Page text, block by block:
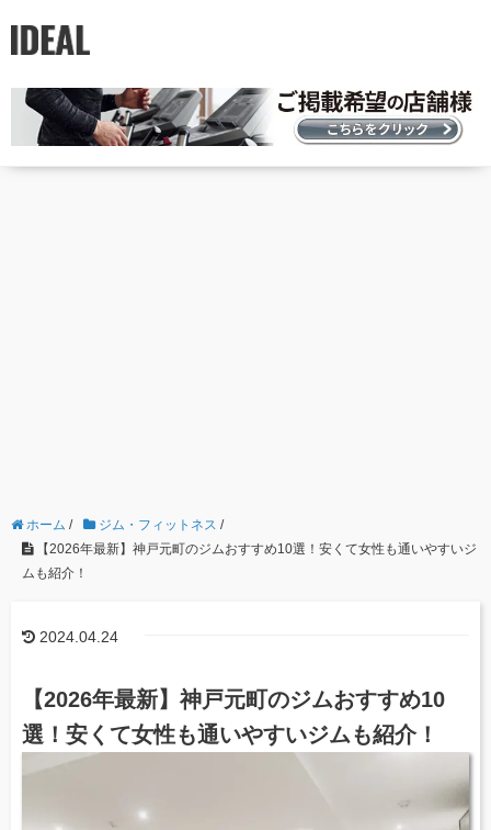
ホーム / ジム・フィットネス /
【2026年最新】神戸元町のジムおすすめ10選！安くて女性も通いやすいジ
ムも紹介！
2024.04.24
【2026年最新】神戸元町のジムおすすめ10
選！安くて女性も通いやすいジムも紹介！